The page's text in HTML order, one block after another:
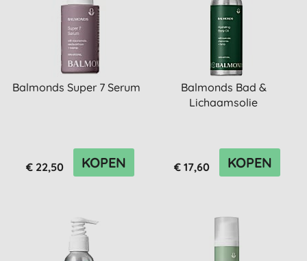
Balmonds Super 7 Serum
€ 22,50 KOPEN
Balmonds Bad &
Lichaamsolie
€ 17,60 KOPEN